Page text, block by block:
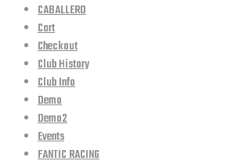
CABALLERO
Cart
Checkout
Club History
Club Info
Demo
Demo2
Events
FANTIC RACING